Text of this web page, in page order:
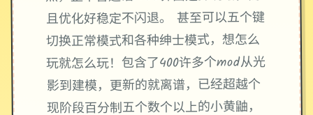
且优化好稳定不闪退。 甚至可以五个键
切换正常模式和各种绅士模式，想怎么
玩就怎么玩！包含了400许多个mod从光
影到建模，更新的就离谱，已经超越个
现阶段百分制五个数个以上的小黄鼬，